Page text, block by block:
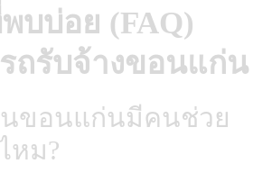
บบ่อย (FAQ)
ถรับจ้างขอนแก่น
นขอนแก่นมีคนช่วย
หม?